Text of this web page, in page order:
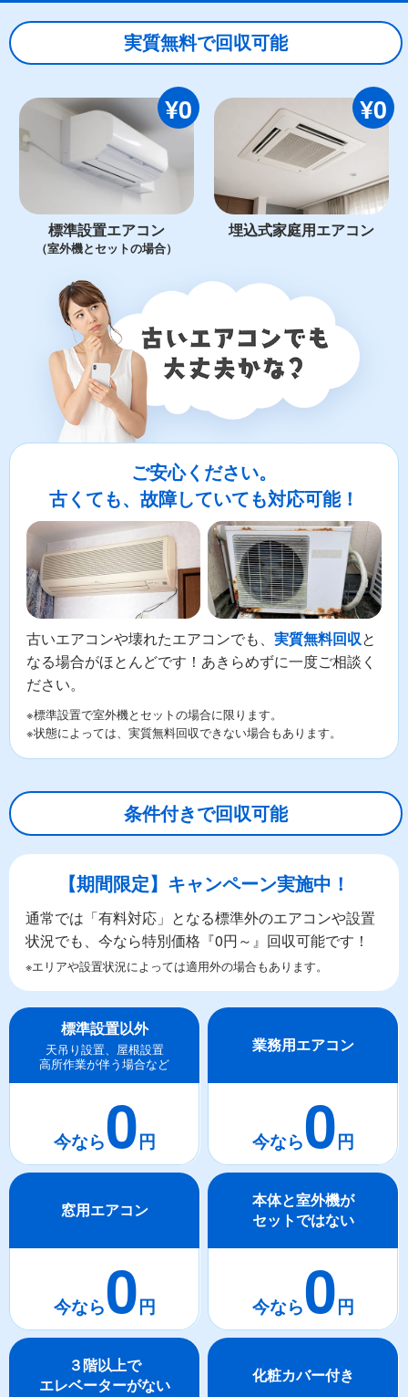
実質無料で回収可能
¥0
標準設置エアコン
（室外機とセットの場合）
¥0
埋込式家庭用エアコン
ご安心ください。
古くても、故障していても対応可能！
古いエアコンや壊れたエアコンでも、 実質無料回収と
なる場合がほとんどです！あきらめずに一度ご相談く
ださい。
※標準設置で室外機とセットの場合に限ります。
※状態によっては、実質無料回収できない場合もあります。
条件付きで回収可能
【期間限定】キャンペーン実施中！
通常では「有料対応」となる標準外のエアコンや設置
状況でも、今なら特別価格『0円～』回収可能です！
※エリアや設置状況によっては適用外の場合もあります。
標準設置以外
天吊り設置、屋根設置
高所作業が伴う場合など
0
業務用エアコン
0
窓用エアコン
0
本体と室外機が
セットではない
0
３階以上で
エレベーターがない
化粧カバー付き